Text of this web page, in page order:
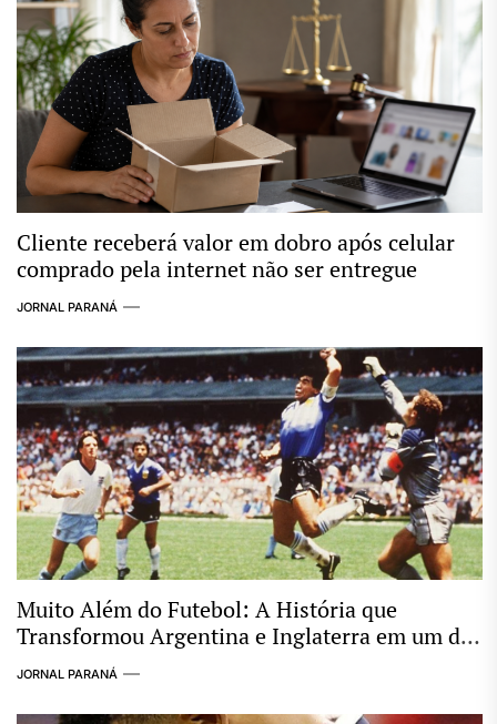
Cliente receberá valor em dobro após celular
comprado pela internet não ser entregue
JORNAL PARANÁ
Muito Além do Futebol: A História que
Transformou Argentina e Inglaterra em um dos
Maiores Clássicos das Copas
JORNAL PARANÁ